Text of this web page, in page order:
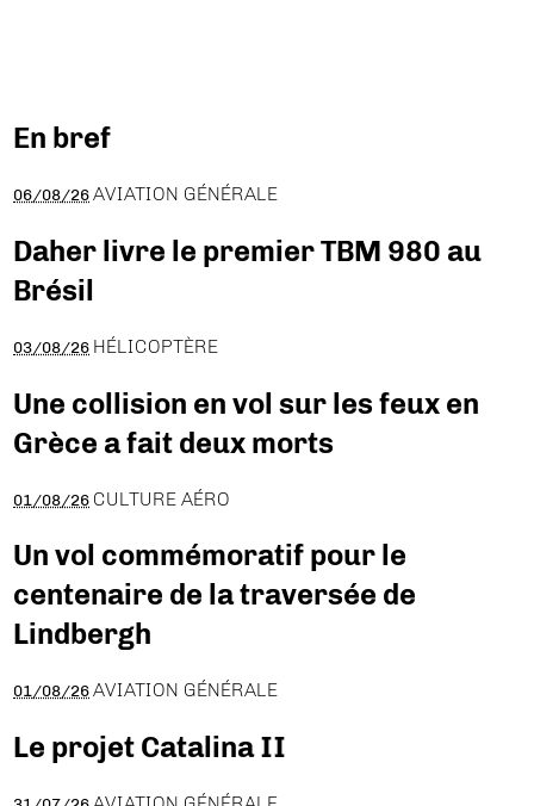
En bref
06/08/26 AVIATION GÉNÉRALE
Daher livre le premier TBM 980 au
Brésil
03/08/26 HÉLICOPTÈRE
Une collision en vol sur les feux en
Grèce a fait deux morts
01/08/26 CULTURE AÉRO
Un vol commémoratif pour le
centenaire de la traversée de
Lindbergh
01/08/26 AVIATION GÉNÉRALE
Le projet Catalina II